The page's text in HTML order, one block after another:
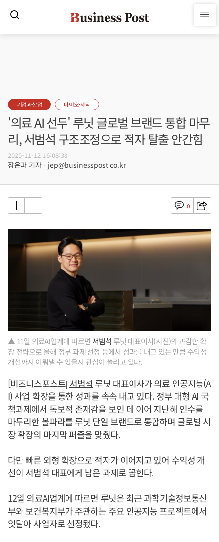
기업과산업 바이오·제약
'의료 AI 선두' 루닛 글로벌 브랜드 통합 마무
리, 서범석 구조조정으로 적자 탈출 안간힘
2025-11-12 16:08:38
장은파 기자 - jep@businesspost.co.kr
0
▲ 11일 의료AI업계에 따르면 서범석 루닛 대표이사(사진)의 과감한 확
장 전략으로 올해 정부 과제 선정 등에서 성과를 내고 있는 만큼 수익성
개선까지 이뤄낼 수 있을지 관심이 쏠리고 있다.
[비즈니스포스트]서범석루닛 대표이사가 의료 인공지능(A
I) 사업 확장을 통한 성과를 속속 내고 있다. 정부 대형 AI 국
책과제에서 독보적 존재감을 보인 데 이어 지난해 인수를
마무리한 볼파라를 루닛 단일 브랜드로 통합하며 글로벌 시
장 확장의 마지막 퍼즐을 맞췄다.
다만 빠른 외형 확장으로 적자가 이어지고 있어 수익성 개
선이 서범석 대표에게 남은 과제로 꼽힌다.
12일 의료AI업계에 따르면 루닛은 최근 과학기술정보통신
부와 보건복지부가 주관하는 주요 인공지능 프로젝트에서
잇달아 사업자로 선정됐다.